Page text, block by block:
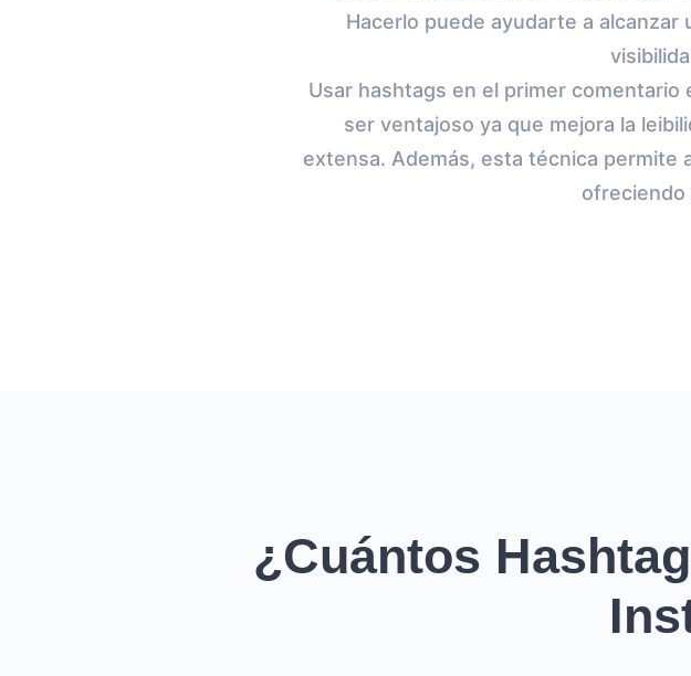
Hacerlo puede ayudarte a alcanzar
Usar hashtags en el primer
ser ventajoso ya que mejora la
extensa. Además, esta técnica permite
ofreciendo
¿Cuántos